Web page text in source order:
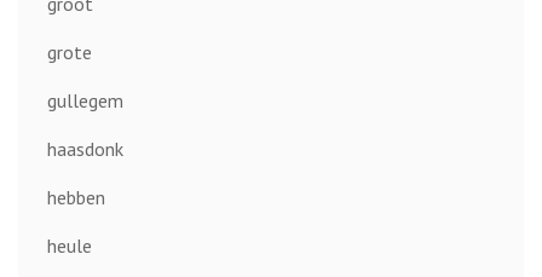
grote
gullegem
haasdonk
hebben
heule